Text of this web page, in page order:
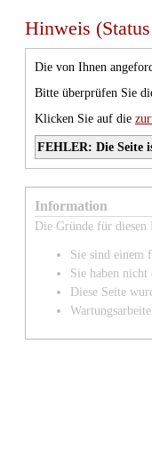
Hinweis
Die von Ihnen
Bitte überprüfen Sie
Klicken Sie auf die
FEHLER: Die Seite
Information
Die Gründe für diesen
Sie sind einem
Sie haben
Diese Seite